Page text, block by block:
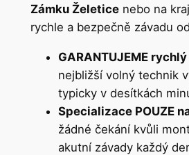
Zámku Želeticenebo na
rychle a bezpečně závadu
GARANTUJEME
nejbližší volný technik
typicky v desítkách
Specializace POUZE
žádné čekání kvůli
akutní závady každý